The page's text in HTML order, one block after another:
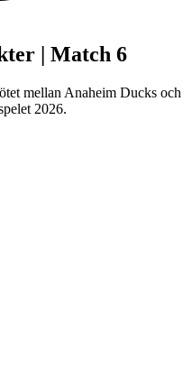
| Match 6
mellan Anaheim Ducks och
2026.